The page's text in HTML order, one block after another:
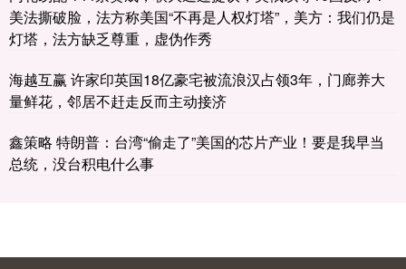
美法撕破脸，法方称美国“不再是人权灯塔”，美方：我们仍是
灯塔，法方缺乏尊重，虚伪作秀
海越互赢 许家印英国18亿豪宅被流浪汉占领3年，门廊养大
量鲜花，邻居不赶走反而主动接济
鑫策略 特朗普：台湾“偷走了”美国的芯片产业！要是我早当
总统，没台积电什么事